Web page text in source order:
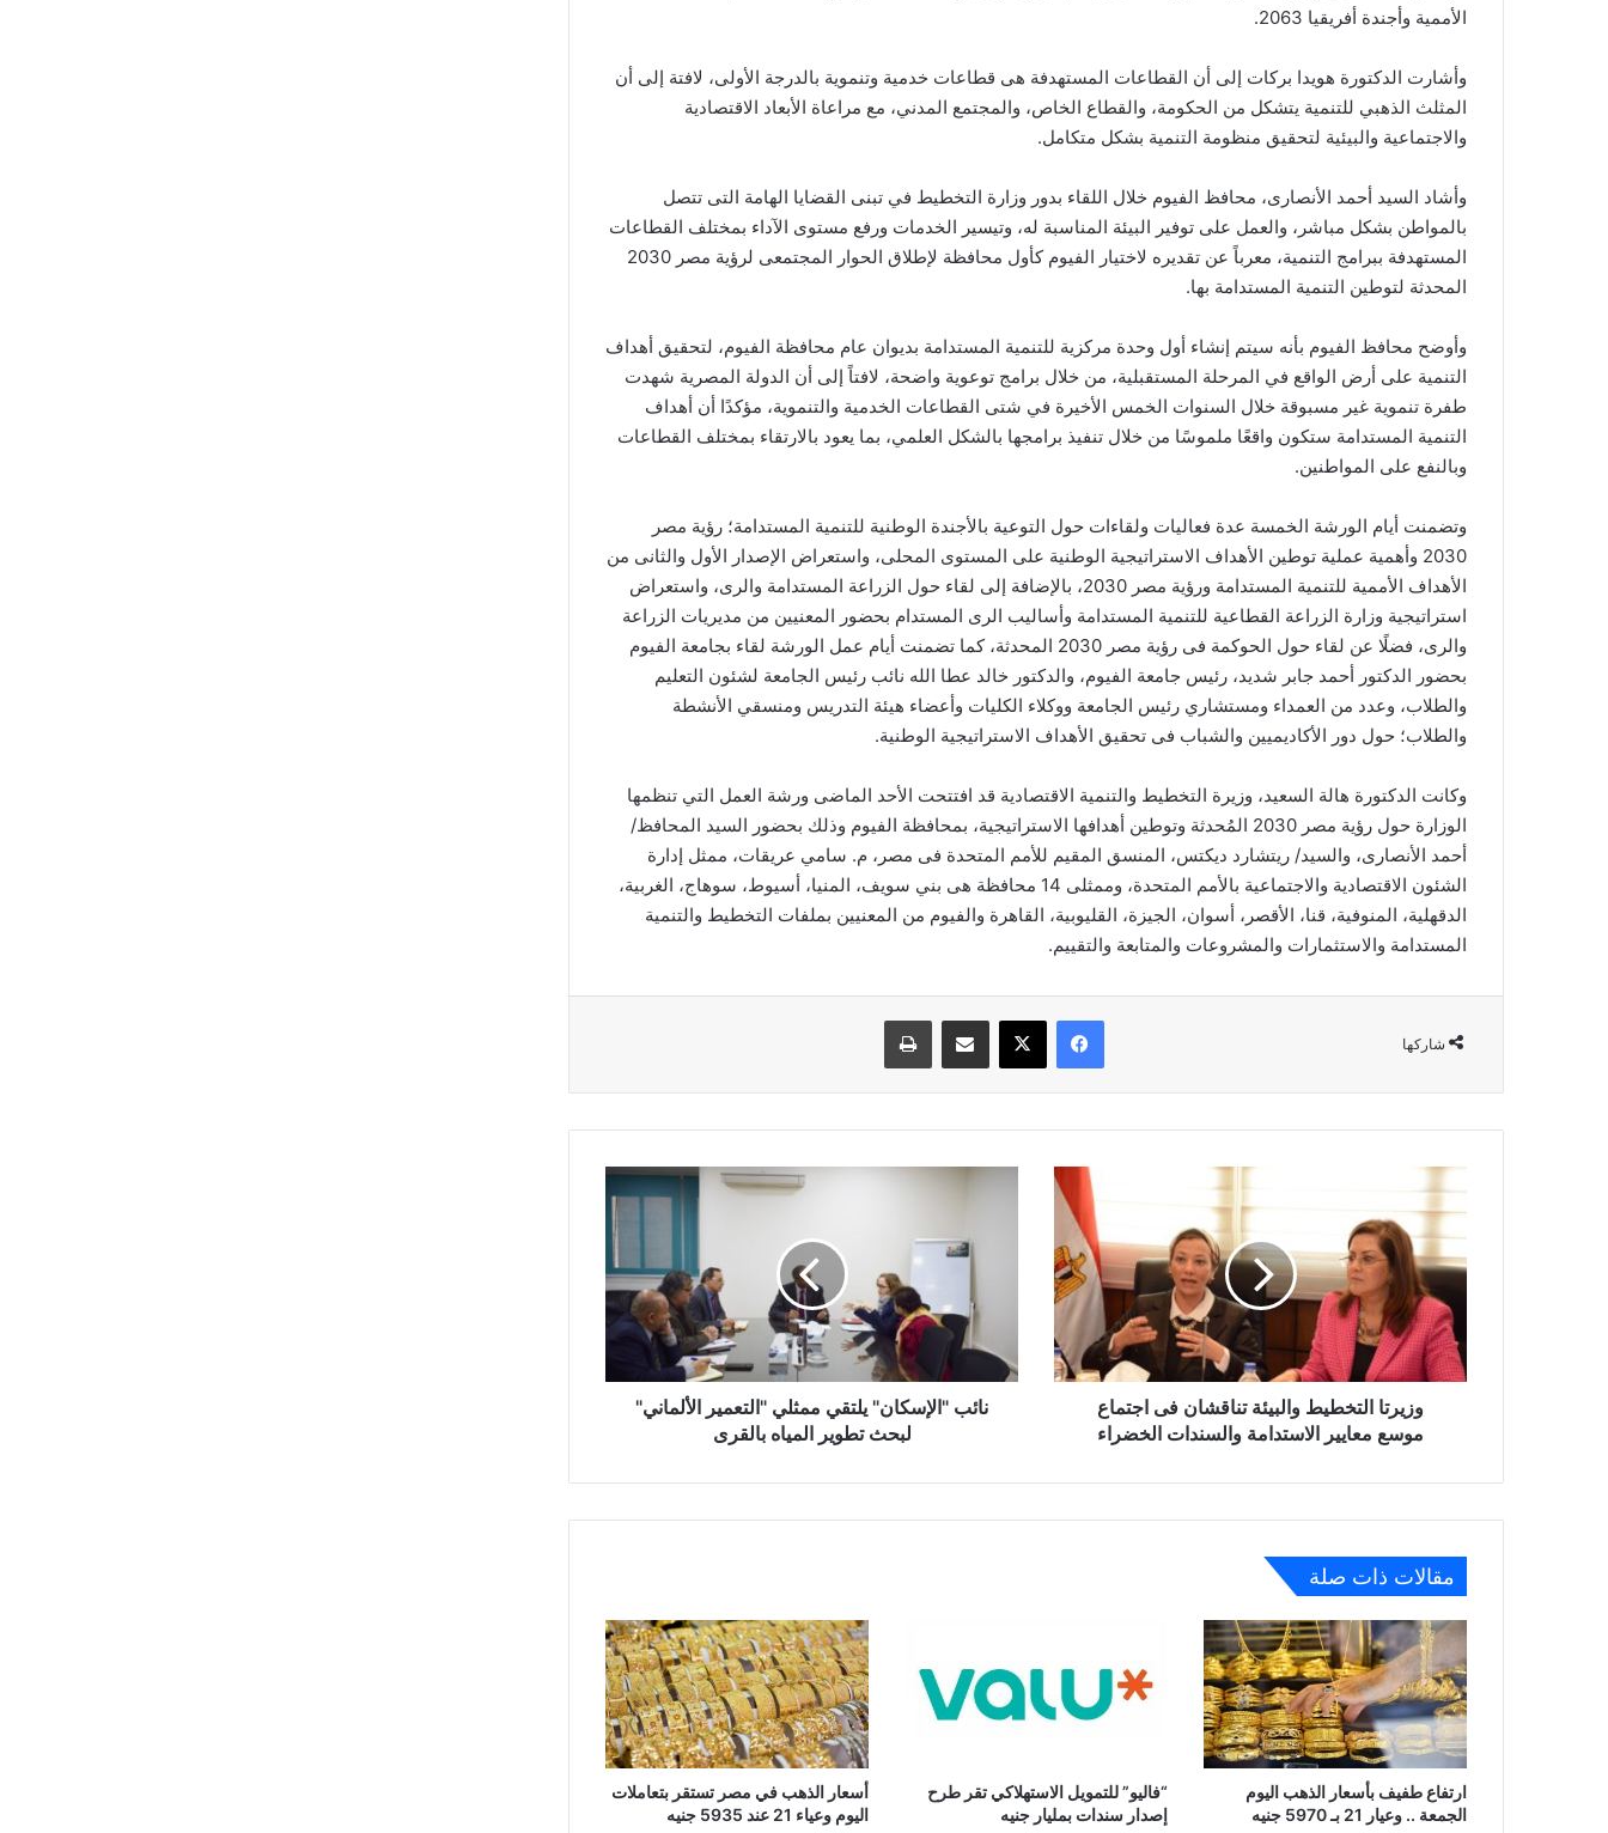
الأممية وأجندة أفريقيا 2063.
وأشارت الدكتورة هويدا بركات إلى أن القطاعات المستهدفة هى قطاعات خدمية وتنموية بالدرجة الأولى، لافتة إلى أن
المثلث الذهبي للتنمية يتشكل من الحكومة، والقطاع الخاص، والمجتمع المدني، مع مراعاة الأبعاد الاقتصادية
والاجتماعية والبيئية لتحقيق منظومة التنمية بشكل متكامل.
وأشاد السيد أحمد الأنصارى، محافظ الفيوم خلال اللقاء بدور وزارة التخطيط في تبنى القضايا الهامة التى تتصل
بالمواطن بشكل مباشر، والعمل على توفير البيئة المناسبة له، وتيسير الخدمات ورفع مستوى الآداء بمختلف القطاعات
المستهدفة ببرامج التنمية، معرباً عن تقديره لاختيار الفيوم كأول محافظة لإطلاق الحوار المجتمعى لرؤية مصر 2030
المحدثة لتوطين التنمية المستدامة بها.
وأوضح محافظ الفيوم بأنه سيتم إنشاء أول وحدة مركزية للتنمية المستدامة بديوان عام محافظة الفيوم، لتحقيق أهداف
التنمية على أرض الواقع في المرحلة المستقبلية، من خلال برامج توعوية واضحة، لافتاً إلى أن الدولة المصرية شهدت
طفرة تنموية غير مسبوقة خلال السنوات الخمس الأخيرة في شتى القطاعات الخدمية والتنموية، مؤكدًا أن أهداف
التنمية المستدامة ستكون واقعًا ملموسًا من خلال تنفيذ برامجها بالشكل العلمي، بما يعود بالارتقاء بمختلف القطاعات
وبالنفع على المواطنين.
وتضمنت أيام الورشة الخمسة عدة فعاليات ولقاءات حول التوعية بالأجندة الوطنية للتنمية المستدامة؛ رؤية مصر
2030 وأهمية عملية توطين الأهداف الاستراتيجية الوطنية على المستوى المحلى، واستعراض الإصدار الأول والثانى من
الأهداف الأممية للتنمية المستدامة ورؤية مصر 2030، بالإضافة إلى لقاء حول الزراعة المستدامة والرى، واستعراض
استراتيجية وزارة الزراعة القطاعية للتنمية المستدامة وأساليب الرى المستدام بحضور المعنيين من مديريات الزراعة
والرى، فضلًا عن لقاء حول الحوكمة فى رؤية مصر 2030 المحدثة، كما تضمنت أيام عمل الورشة لقاء بجامعة الفيوم
بحضور الدكتور أحمد جابر شديد، رئيس جامعة الفيوم، والدكتور خالد عطا الله نائب رئيس الجامعة لشئون التعليم
والطلاب، وعدد من العمداء ومستشاري رئيس الجامعة ووكلاء الكليات وأعضاء هيئة التدريس ومنسقي الأنشطة
والطلاب؛ حول دور الأكاديميين والشباب فى تحقيق الأهداف الاستراتيجية الوطنية.
وكانت الدكتورة هالة السعيد، وزيرة التخطيط والتنمية الاقتصادية قد افتتحت الأحد الماضى ورشة العمل التي تنظمها
الوزارة حول رؤية مصر 2030 المُحدثة وتوطين أهدافها الاستراتيجية، بمحافظة الفيوم وذلك بحضور السيد المحافظ/
أحمد الأنصارى، والسيد/ ريتشارد ديكتس، المنسق المقيم للأمم المتحدة فى مصر، م. سامي عريقات، ممثل إدارة
الشئون الاقتصادية والاجتماعية بالأمم المتحدة، وممثلى 14 محافظة هى بني سويف، المنيا، أسيوط، سوهاج، الغربية،
الدقهلية، المنوفية، قنا، الأقصر، أسوان، الجيزة، القليوبية، القاهرة والفيوم من المعنيين بملفات التخطيط والتنمية
المستدامة والاستثمارات والمشروعات والمتابعة والتقييم.
شاركها
فيسبوك ‫X مشاركة عبر البريد طباعة
وزيرتا
تناقشان
فى
اجتماع
موسع
معايير
الاستدامة
والسنداتوزيرتا التخطيط والبيئة تناقشان فى اجتماع
موسع معايير الاستدامة والسندات الخضراء
الألماني"
تطوير
المياه
بالقرىنائب "الإسكان" يلتقي ممثلي "التعمير الألماني"
لبحث تطوير المياه بالقرى
مقالات ذات صلة
ارتفاع طفيف بأسعار الذهب اليوم
الجمعة .. وعيار 21 بـ 5970 جنيه
“فاليو” للتمويل الاستهلاكي تقر طرح
إصدار سندات بمليار جنيه
أسعار الذهب في مصر تستقر بتعاملات
اليوم وعياء 21 عند 5935 جنيه